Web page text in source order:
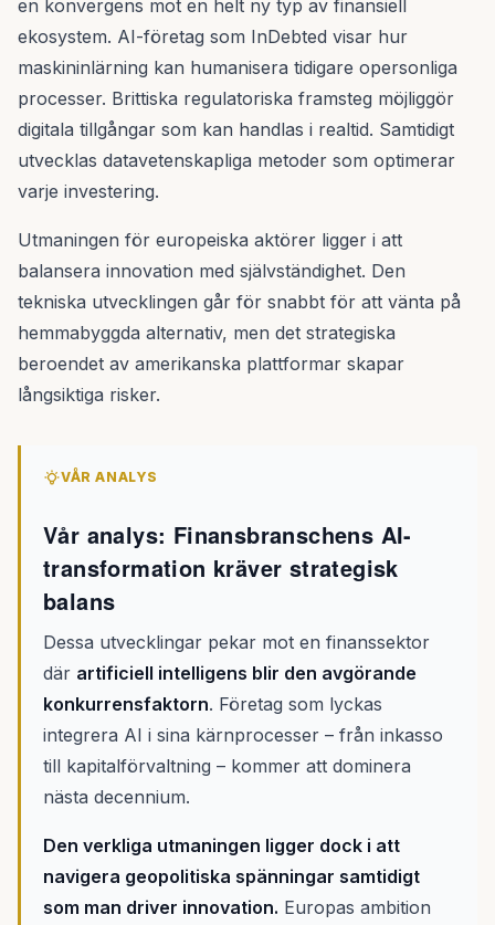
en konvergens mot en helt ny typ av finansiell
ekosystem. AI-företag som InDebted visar hur
maskininlärning kan humanisera tidigare opersonliga
processer. Brittiska regulatoriska framsteg möjliggör
digitala tillgångar som kan handlas i realtid. Samtidigt
utvecklas datavetenskapliga metoder som optimerar
varje investering.
Utmaningen för europeiska aktörer ligger i att
balansera innovation med självständighet. Den
tekniska utvecklingen går för snabbt för att vänta på
hemmabyggda alternativ, men det strategiska
beroendet av amerikanska plattformar skapar
långsiktiga risker.
VÅR ANALYS
Vår analys: Finansbranschens AI-
transformation kräver strategisk
balans
Dessa utvecklingar pekar mot en finanssektor
där artificiell intelligens blir den avgörande
konkurrensfaktorn. Företag som lyckas
integrera AI i sina kärnprocesser – från inkasso
till kapitalförvaltning – kommer att dominera
nästa decennium.
Den verkliga utmaningen ligger dock i att
navigera geopolitiska spänningar samtidigt
som man driver innovation. Europas ambition